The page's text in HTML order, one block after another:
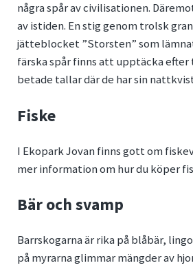
några spår av civilisationen.
av istiden. En stig genom trolsk
jätteblocket ”Storsten” som
färska spår finns att upptäcka efter
betade tallar där de har sin
Fiske
I Ekopark Jovan finns gott om
mer information om hur du köper
Bär och svamp
Barrskogarna är rika på blåbär,
på myrarna glimmar mängder av